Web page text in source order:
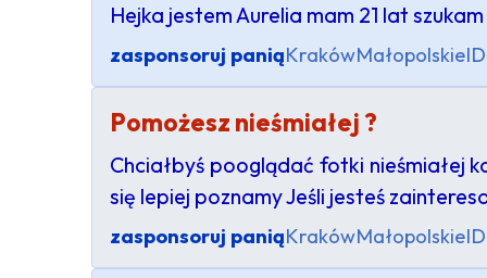
Hejka jestem Aurelia mam 21 lat
zasponsoruj paniąKrakówMałopolskie
Pomożesz nieśmiałej ?
Chciałbyś pooglądać fotki nieśmiałej
się lepiej poznamy Jeśli jesteś
zasponsoruj paniąKrakówMałopolskie